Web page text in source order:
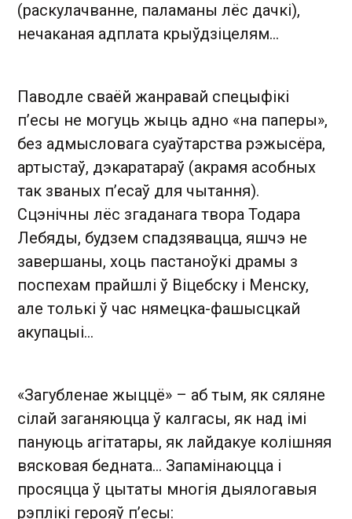
(раскулачванне, паламаны лёс дачкі),
нечаканая адплата крыўдзіцелям…
Паводле сваёй жанравай спецыфікі
п’есы не могуць жыць адно «на паперы»,
без адмысловага суаўтарства рэжысёра,
артыстаў, дэкаратараў (акрамя асобных
так званых п’есаў для чытання).
Сцэнічны лёс згаданага твора Тодара
Лебяды, будзем спадзявацца, яшчэ не
завершаны, хоць пастаноўкі драмы з
поспехам прайшлі ў Віцебску і Менску,
але толькі ў час нямецка-фашысцкай
акупацыі…
«Загубленае жыццё» – аб тым, як сяляне
сілай заганяюцца ў калгасы, як над імі
пануюць агітатары, як лайдакуе колішняя
вясковая бедната… Запамінаюцца і
просяцца ў цытаты многія дыялогавыя
рэплікі герояў п’есы: